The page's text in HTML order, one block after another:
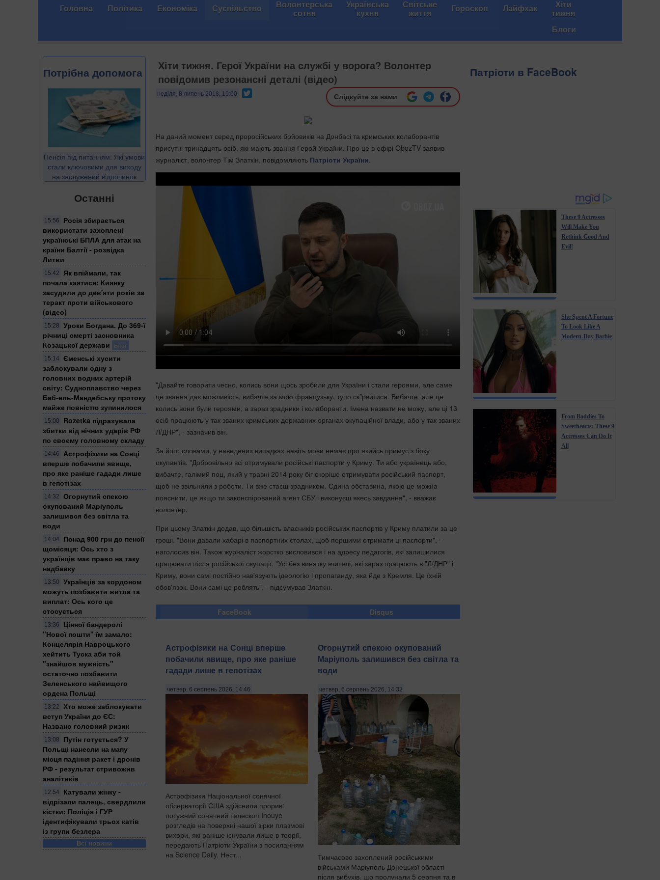
Головна Політика Економіка Суспільство Волонтерська
сотня
Українська
кухня
Світське
життя Гороскоп Лайфхак Хіти
тижня
Блоги
Потрібна допомога
Пенсія під питанням: Які умови
стали ключовими для виходу
на заслужений відпочинок
Останні
15:56
Росія збирається
використати захоплені
українські БПЛА для атак на
країни Балтії - розвідка
Литви
15:42
Як впіймали, так
почала каятися: Киянку
засудили до дев'яти років за
теракт проти військового
(відео)
15:28
Уроки Богдана. До 369-ї
річниці смерті засновника
Козацької держави
Блог
15:14
Єменські хусити
заблокували одну з
головних водних артерій
світу: Судноплавство через
Баб-ель-Мандебську протоку
майже повністю зупинилося
15:00
Rozetka підрахувала
збитки від нічних ударів РФ
по своєму головному складу
14:46
Астрофізики на Сонці
вперше побачили явище,
про яке раніше гадади лише
в гепотізах
14:32
Огорнутий спекою
окупований Маріуполь
залишився без світла та
води
14:04
Понад 900 грн до пенсії
щомісяця: Ось хто з
українців має право на таку
надбавку
13:50
Українців за кордоном
можуть позбавити житла та
виплат: Ось кого це
стосується
13:36
Цінної бандеролі
"Нової пошти" їм замало:
Концелярія Навроцького
хейтить Туска аби той
"знайшов мужність"
остаточно позбавити
Зеленського найвищого
ордена Польщі
13:22
Хто може заблокувати
вступ України до ЄС:
Названо головний ризик
13:08
Путін готується? У
Польщі нанесли на мапу
місця падіння ракет і дронів
РФ - результат стривожив
аналітиків
12:54
Катували жінку -
відрізали палець, свердлили
кістки: Поліція і ГУР
ідентифікували трьох катів
із групи безлера
Всі новини
Хіти тижня. Герої України на службі у ворога? Волонтер
повідомив резонансні деталі (відео)
неділя, 8 липень 2018, 19:00 Слідкуйте за нами
На даний момент серед проросійських бойовиків на Донбасі та кримських колаборантів
присутні тринадцять осіб, які мають звання Герой України. Про це в ефірі ObozTV заявив
журналіст, волонтер Тім Златкін, повідомляють Патріоти України.
"Давайте говорити чесно, колись вони щось зробили для України і стали героями, але саме
це звання дає можливість, вибачте за мою французьку, тупо ск*рвитися. Вибачте, але це
колись вони були героями, а зараз зрадники і колаборанти. Імена назвати не можу, але ці 13
осіб працюють у так званих кримських державних органах окупаційної влади, або у так званих
Л/ДНР", - зазначив він.
За його словами, у наведених випадках навіть мови немає про якийсь примус з боку
окупантів. "Добровільно всі отримували російські паспорти у Криму. Ти або українець або,
вибачте, галімий поц, який у травні 2014 року біг скоріше отримувати російський паспорт,
щоб не звільнили з роботи. Ти вже стаєш зрадником. Єдина обставина, якою це можна
пояснити, це якщо ти законспірований агент СБУ і виконуєш якесь завдання", - вважає
волонтер.
При цьому Златкін додав, що більшість власників російських паспортів у Криму платили за це
гроші. "Вони давали хабарі в паспортних столах, щоб першими отримати ці паспорти", -
наголосив він. Також журналіст жорстко висловився і на адресу педагогів, які залишилися
працювати після російської окупації. "Усі без винятку вчителі, які зараз працюють в "Л/ДНР" і
Криму, вони самі постійно нав'язують ідеологію і пропаганду, яка йде з Кремля. Це їхній
обов'язок. Вони самі це роблять", - підсумував Златкін.
FaceBook Disqus
Астрофізики на Сонці вперше
побачили явище, про яке раніше
гадади лише в гепотізах
четвер, 6 серпень 2026, 14:46
Астрофізики Національної сонячної
обсерваторії США здійснили прорив:
потужний сонячний телескоп Inouye
розгледів на поверхні нашої зірки плазмові
вихори, які раніше існували лише в теорії,
передають Патріоти України з посиланням
на Science Daily. Нест...
Огорнутий спекою окупований
Маріуполь залишився без світла та
води
четвер, 6 серпень 2026, 14:32
Тимчасово захоплений російськими
військами Маріуполь Донецької області
після вибухів, що пролунали 5 серпня та в
Патріоти в FaceBook
These 9 Actresses
Will Make You
Rethink Good And
Evil!
She Spent A Fortune
To Look Like A
Modern-Day Barbie
From Baddies To
Sweethearts: These 9
Actresses Can Do It
All